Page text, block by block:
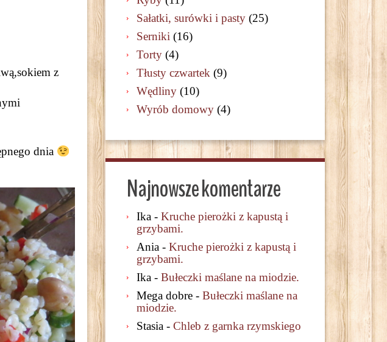
z
dnia
Sałatki, surówki i pasty (25)
Serniki (16)
Torty (4)
Tłusty czwartek (9)
Wędliny (10)
Wyrób domowy (4)
Najnowsze komentarze
Ika - Kruche pierożki z kapustą i
grzybami.
Ania - Kruche pierożki z kapustą i
grzybami.
Ika - Bułeczki maślane na miodzie.
Mega dobre - Bułeczki maślane na
miodzie.
Stasia - Chleb z garnka rzymskiego